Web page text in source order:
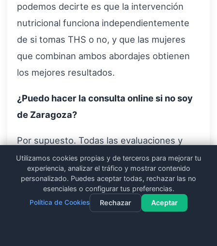
podemos decirte es que la intervención
nutricional funciona independientemente
de si tomas THS o no, y que las mujeres
que combinan ambos abordajes obtienen
los mejores resultados.
¿Puedo hacer la consulta online si no soy
de Zaragoza?
Por supuesto. Todas las evaluaciones y
protocolos que realizamos para
menopausia y metabolismo pueden
hacerse online con el mismo nivel de
personalización. Atendemos mujeres de
Utilizamos cookies propias y de terceros para mejorar tu
experiencia, analizar el tráfico y mostrar contenido
personalizado. Puedes aceptar todas, rechazar las no
esenciales o configurar tus preferencias.
Política de Cookies Rechazar Aceptar